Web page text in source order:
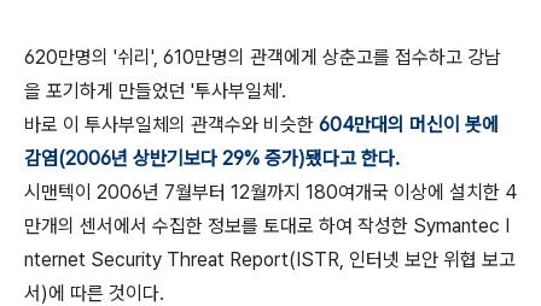
620만명의 '쉬리', 610만명의 관객에게 상춘고를 접수하고 강남
을 포기하게 만들었던 '투사부일체'.
바로 이 투사부일체의 관객수와 비슷한 604만대의 머신이 봇에
감염(2006년 상반기보다 29% 증가)됐다고 한다.
시맨텍이 2006년 7월부터 12월까지 180여개국 이상에 설치한 4
만개의 센서에서 수집한 정보를 토대로 하여 작성한 Symantec I
nternet Security Threat Report(ISTR, 인터넷 보안 위협 보고
서)에 따른 것이다.